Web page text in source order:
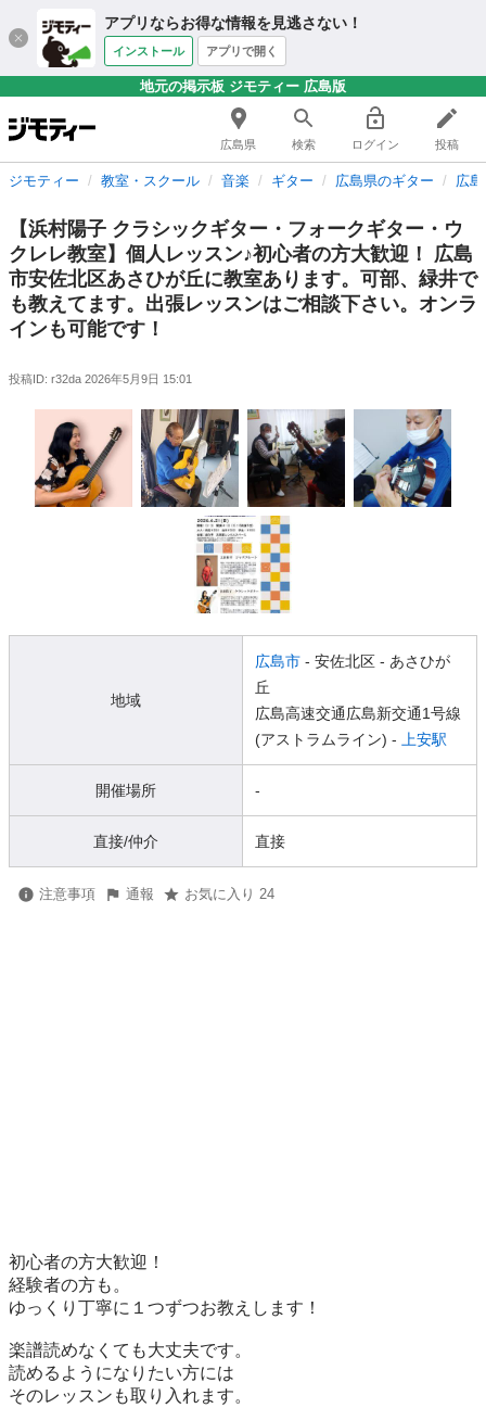
アプリならお得な情報を見逃さない！
インストール アプリで開く
地元の掲示板 ジモティー 広島版
広島県 検索 ログイン 投稿
ジモティー 教室・スクール 音楽 ギター 広島県のギター 広
【浜村陽子 クラシックギター・フォークギター・ウ
クレレ教室】個人レッスン♪初心者の方大歓迎！ 広島
市安佐北区あさひが丘に教室あります。可部、緑井で
も教えてます。出張レッスンはご相談下さい。オンラ
インも可能です！
投稿ID: r32da 2026年5月9日 15:01
地域
広島市 - 安佐北区 - あさひが
丘
広島高速交通広島新交通1号線
(アストラムライン) -
上安駅
開催場所 -
直接/仲介 直接
注意事項 通報 お気に入り 24
初心者の方大歓迎！
経験者の方も。
ゆっくり丁寧に１つずつお教えします！
楽譜読めなくても大丈夫です。
読めるようになりたい方には
そのレッスンも取り入れます。